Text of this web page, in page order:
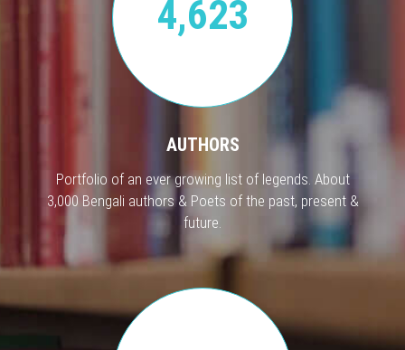
4,623
AUTHORS
Portfolio of an ever growing list of legends. About
3,000 Bengali authors & Poets of the past, present &
future.